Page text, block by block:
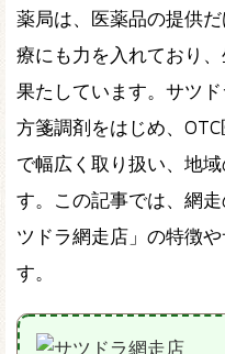
薬局は、医薬品の提供
療にも力を入れており
果たしています。サツ
方箋調剤をはじめ、
で幅広く取り扱い、地
す。この記事では、網
ツドラ網走店」の特徴
す。